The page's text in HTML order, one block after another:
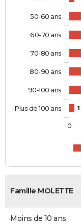
1
50-60 ans
60-70 ans
70-80 ans
80-90 ans
90-100 ans
Plus de 100 ans
0
Famille MOLETTE
Moins de 10 ans